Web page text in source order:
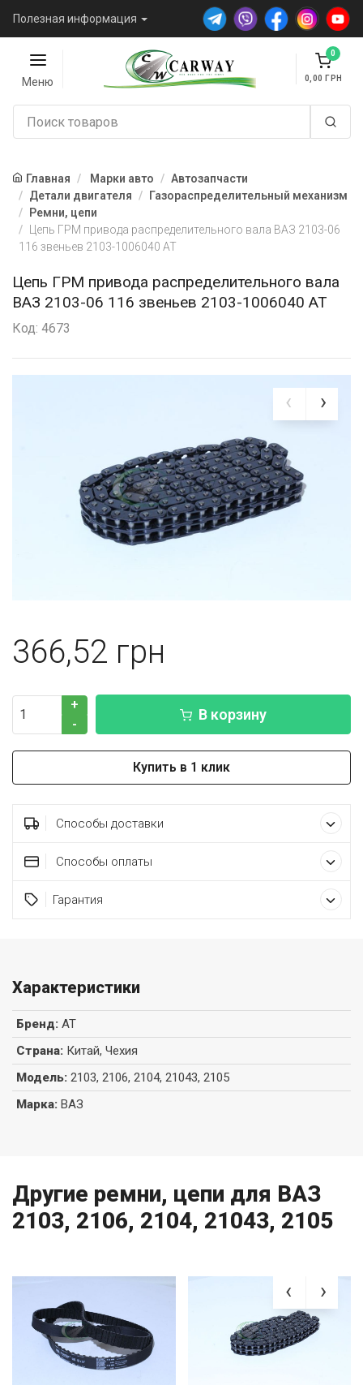
Полезная информация
Меню
0
0,00
Главная Марки авто
Автозапчасти
Детали двигателя
Газораспределительный механизм
Ремни, цепи
Цепь ГРМ привода распределительного вала ВАЗ 2103-06
116 звеньев 2103-1006040 AT
Цепь ГРМ привода распределительного вала
ВАЗ 2103-06 116 звеньев 2103-1006040 AT
Код: 4673
366,52
+
-
В корзину
Купить в 1 клик
Способы доставки
Способы оплаты
Гарантия
Характеристики
Бренд: AT
Страна: Китай, Чехия
Модель: 2103, 2106, 2104, 21043, 2105
Марка: ВАЗ
Другие ремни, цепи для ВАЗ
2103, 2106, 2104, 21043, 2105